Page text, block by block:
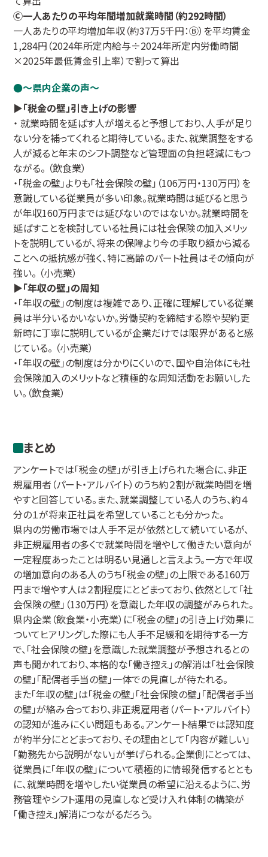
Ⓒ一人あたりの平均年間増加就業時間（約292時間）
一人あたりの平均増加年収（約37万5千円：Ⓑ）を平均賃金
1,284円（2024年所定内給与÷2024年所定内労働時間
×2025年最低賃金引上率）で割って算出
～県内企業の声～
▶「税金の壁」引き上げの影響
・ 就業時間を延ばす人が増えると予想しており、人手が足り
ない分を補ってくれると期待している。また、就業調整をする
人が減ると年末のシフト調整など管理面の負担軽減にもつ
ながる。 （飲食業）
・「税金の壁」よりも「社会保険の壁」（106万円・130万円）を
意識している従業員が多い印象。就業時間は延びると思う
が年収160万円までは延びないのではないか。就業時間を
延ばすことを検討している社員には社会保険の加入メリッ
トを説明しているが、将来の保障より今の手取り額から減る
ことへの抵抗感が強く、特に高齢のパート社員はその傾向が
強い。 （小売業）
▶「年収の壁」の周知
・「年収の壁」の制度は複雑であり、正確に理解している従業
員は半分いるかいないか。労働契約を締結する際や契約更
新時に丁寧に説明しているが企業だけでは限界があると感
じている。 （小売業）
・「年収の壁」の制度は分かりにくいので、国や自治体にも社
会保険加入のメリットなど積極的な周知活動をお願いした
い。（飲食業）
まとめ
アンケートでは「税金の壁」が引き上げられた場合に、非正
規雇用者（パート・アルバイト）のうち約２割が就業時間を増
やすと回答している。また、就業調整している人のうち、約４
分の１が将来正社員を希望していることも分かった。
県内の労働市場では人手不足が依然として続いているが、
非正規雇用者の多くで就業時間を増やして働きたい意向が
一定程度あったことは明るい見通しと言えよう。一方で年収
の増加意向のある人のうち「税金の壁」の上限である160万
円まで増やす人は２割程度にとどまっており、依然として「社
会保険の壁」（130万円）を意識した年収の調整がみられた。
県内企業（飲食業・小売業）に「税金の壁」の引き上げ効果に
ついてヒアリングした際にも人手不足緩和を期待する一方
で、「社会保険の壁」を意識した就業調整が予想されるとの
声も聞かれており、本格的な「働き控え」の解消は「社会保険
の壁」「配偶者手当の壁」一体での見直しが待たれる。
また「年収の壁」は「税金の壁」「社会保険の壁」「配偶者手当
の壁」が絡み合っており、非正規雇用者（パート・アルバイト）
の認知が進みにくい問題もある。アンケート結果では認知度
が約半分にとどまっており、その理由として「内容が難しい」
「勤務先から説明がない」が挙げられる。企業側にとっては、
従業員に「年収の壁」について積極的に情報発信するととも
に、就業時間を増やしたい従業員の希望に沿えるように、労
務管理やシフト運用の見直しなど受け入れ体制の構築が
「働き控え」解消につながるだろう。